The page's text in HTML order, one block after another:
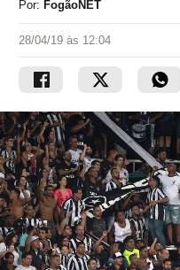
Por: FogãoNET
28/04/19 às 12:04